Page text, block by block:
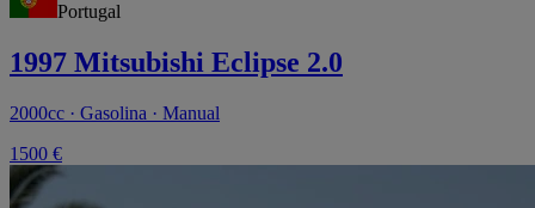
Portugal
1997 Mitsubishi Eclipse 2.0
2000cc · Gasolina · Manual
1500 €